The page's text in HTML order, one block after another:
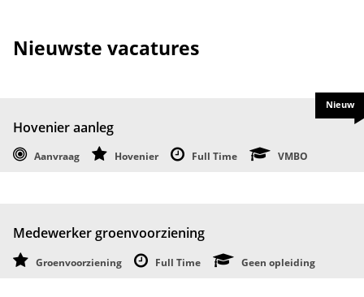
Nieuwste vacatures
Hovenier aanleg
Aanvraag Hovenier Full Time VMBO
Nieuw
Medewerker groenvoorziening
Groenvoorziening Full Time Geen opleiding